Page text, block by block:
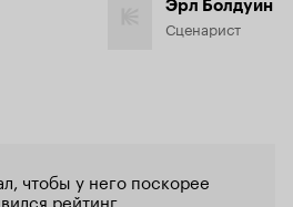
Эрл Болдуин
Сценарист
чтобы у него поскорее
рейтинг